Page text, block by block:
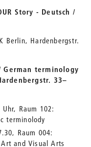
Story - Deutsch /
Berlin, Hardenbergstr.
German terminology
33–
Raum 102:
terminolody
Raum 004:
Art and Visual Arts